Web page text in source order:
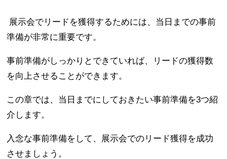
展示会でリードを獲得するためには、当日までの事前
準備が非常に重要です。
事前準備がしっかりとできていれば、リードの獲得数
を向上させることができます。
この章では、当日までにしておきたい事前準備を3つ紹
介します。
入念な事前準備をして、展示会でのリード獲得を成功
させましょう。